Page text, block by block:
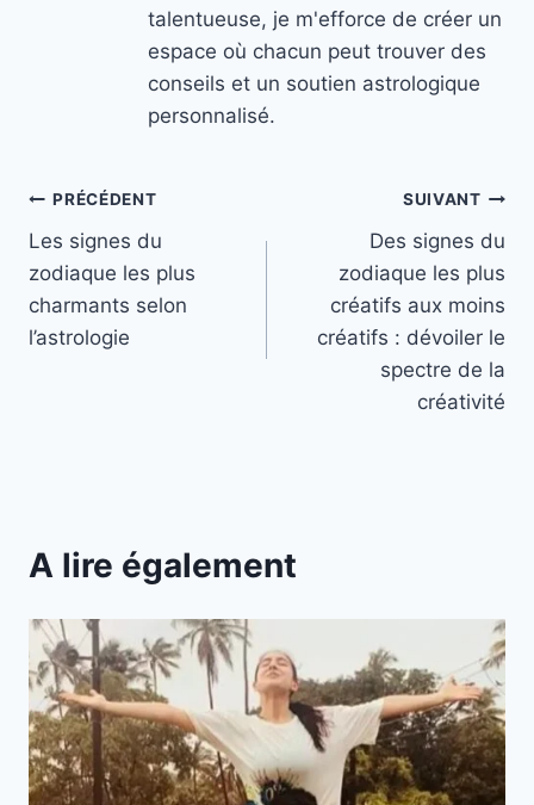
talentueuse, je m'efforce de créer un
espace où chacun peut trouver des
conseils et un soutien astrologique
personnalisé.
Navigation
de
l’article
PRÉCÉDENT
Les signes du
zodiaque les plus
charmants selon
l’astrologie
SUIVANT
Des signes du
zodiaque les plus
créatifs aux moins
créatifs : dévoiler le
spectre de la
créativité
A lire également